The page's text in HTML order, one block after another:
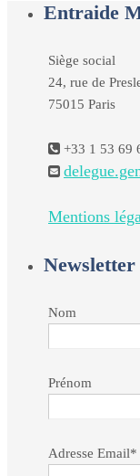
Entraide
Siège social
24, rue de
75015 Paris
+33 1 53 69
Mentions
Newsletter
Nom
Prénom
Adresse Email*